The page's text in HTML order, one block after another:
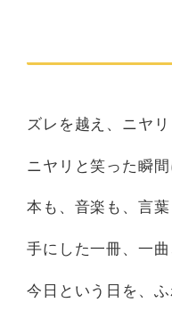
ズレを越え、ニヤ
ニヤリと笑った瞬
本も、音楽も、言
手にした一冊、一曲
今日という日を、